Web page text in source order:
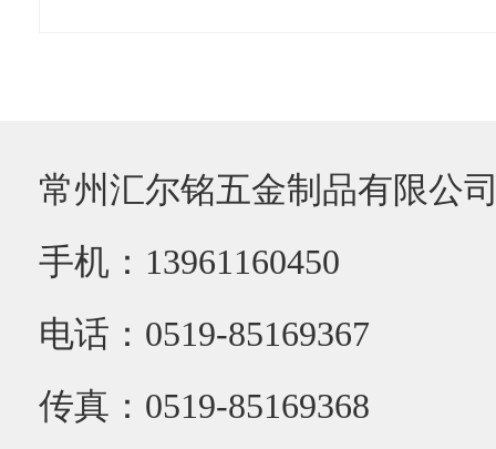
常州汇尔铭五金制品有限公